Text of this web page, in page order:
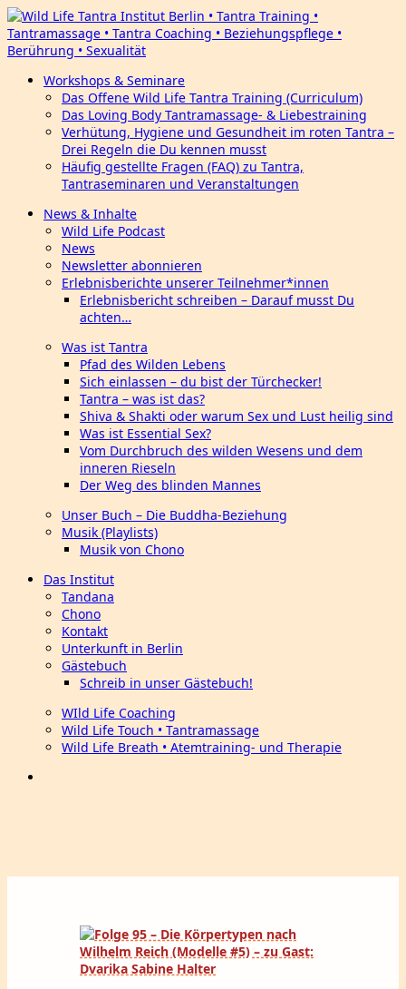
Workshops & Seminare
Das Offene Wild Life Tantra Training (Curriculum)
Das Loving Body Tantramassage- & Liebestraining
Verhütung, Hygiene und Gesundheit im roten Tantra –
Drei Regeln die Du kennen musst
Häufig gestellte Fragen (FAQ) zu Tantra,
Tantraseminaren und Veranstaltungen
News & Inhalte
Wild Life Podcast
News
Newsletter abonnieren
Erlebnisberichte unserer Teilnehmer*innen
Erlebnisbericht schreiben – Darauf musst Du
achten…
Was ist Tantra
Pfad des Wilden Lebens
Sich einlassen – du bist der Türchecker!
Tantra – was ist das?
Shiva & Shakti oder warum Sex und Lust heilig sind
Was ist Essential Sex?
Vom Durchbruch des wilden Wesens und dem
inneren Rieseln
Der Weg des blinden Mannes
Unser Buch – Die Buddha-Beziehung
Musik (Playlists)
Musik von Chono
Das Institut
Tandana
Chono
Kontakt
Unterkunft in Berlin
Gästebuch
Schreib in unser Gästebuch!
WIld Life Coaching
Wild Life Touch • Tantramassage
Wild Life Breath • Atemtraining- und Therapie